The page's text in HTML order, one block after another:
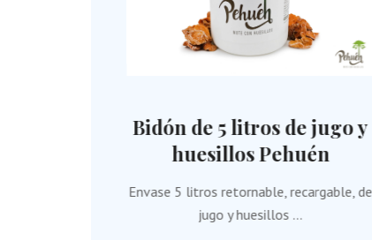
Bidón de 5 litros de jugo y
huesillos Pehuén
Envase 5 litros retornable, recargable, de
jugo y huesillos ...